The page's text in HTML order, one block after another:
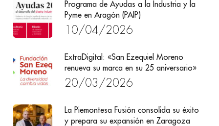
Programa de Ayudas a la Industria y la
Pyme en Aragón (PAIP)
10/04/2026
ExtraDigital: «San Ezequiel Moreno
renueva su marca en su 25 aniversario»
20/03/2026
La Piemontesa Fusión consolida su éxito
y prepara su expansión en Zaragoza